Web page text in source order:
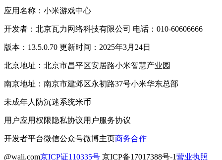
应用名称：小米游戏中心
开发者：北京瓦力网络科技有限公司 电话：010-60606666
版本：13.5.0.70 更新时间：2025年3月24日
北京地址：北京市昌平区安居路小米智慧产业园
南京地址：南京市建邺区永初路37号小米华东总部
未成年人防沉迷系统米币
用户应用权限隐私协议用户服务协议
开发者平台微信公众号微博主页商务合作
@wali.com京ICP证110335号 京ICP备17017388号-1营业执照